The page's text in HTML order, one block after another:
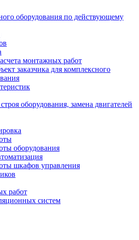
оборудования по действующему
монтажных работ
заказчика для комплексного
оборудования, замена двигателей
оборудования
шкафов управления
работ
систем